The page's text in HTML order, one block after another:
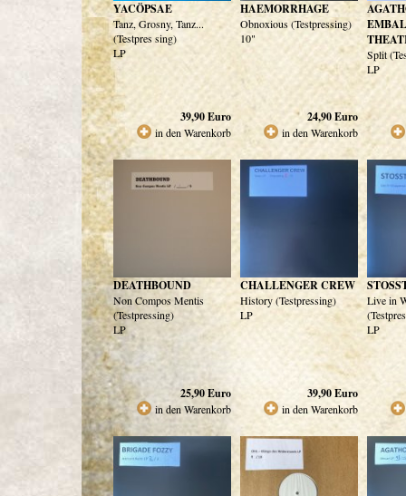
YACÖPSAE
Tanz, Grosny, Tanz...
(Testpres sing)
LP
39,90Euro
in den Warenkorb
HAEMORRHAGE
Obnoxious (Testpressing)
10"
24,90Euro
in den Warenkorb
Split
LP
DEATHBOUND
Non Compos Mentis
(Testpressing)
LP
25,90Euro
in den Warenkorb
CHALLENGER CREW
History (Testpressing)
LP
39,90Euro
in den Warenkorb
Live in
LP